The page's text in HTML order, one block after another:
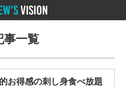
事一覧
お得感の刺し身食べ放題